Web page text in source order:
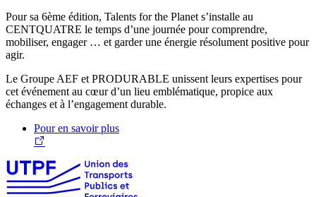
Pour sa 6ème édition, Talents for the Planet s’installe au
CENTQUATRE le temps d’une journée pour comprendre,
mobiliser, engager … et garder une énergie résolument positive pour
agir.
Le Groupe AEF et PRODURABLE unissent leurs expertises pour
cet événement au cœur d’un lieu emblématique, propice aux
échanges et à l’engagement durable.
Pour en savoir plus